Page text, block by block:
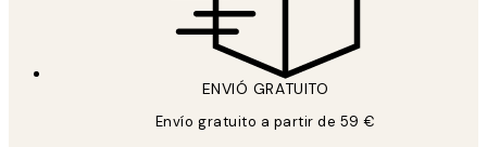
ENVIÓ GRATUITO
Envío gratuito a partir de 59 €